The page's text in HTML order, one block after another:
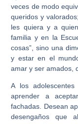
veces de modo
queridos y valorados
les quiera y a
familia y en la
cosas”, sino una
y estar en el
amar y ser amados,
A los
aprender a
fachadas. Desean
desengaños
que